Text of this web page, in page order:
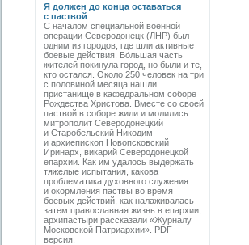
Я должен до конца оставаться
с паствой
С началом специальной военной
операции Северодонецк (ЛНР) был
одним из городов, где шли активные
боевые действия. Бо́льшая часть
жителей покинула город, но были и те,
кто остался. Около 250 человек на три
с половиной месяца нашли
пристанище в кафедральном соборе
Рождества Христова. Вместе со своей
паствой в соборе жили и молились
митрополит Северодонецкий
и Старобельский Никодим
и архиепископ Новопсковский
Иринарх, викарий Северодонецкой
епархии. Как им удалось выдержать
тяжелые испытания, какова
проблематика духовного служения
и окормления паствы во время
боевых действий, как налаживалась
затем православная жизнь в епархии,
архипастыри рассказали «Журналу
Московской Патриархии». PDF-
версия.